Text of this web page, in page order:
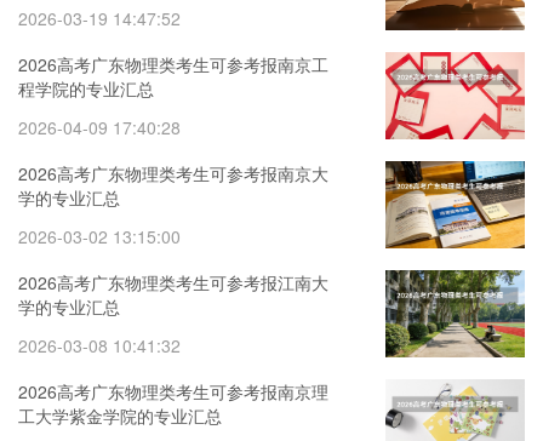
2026-03-19 14:47:52
2026高考广东物理类考生可参考报南京工
程学院的专业汇总
2026-04-09 17:40:28
2026高考广东物理类考生可参考报南京大
学的专业汇总
2026-03-02 13:15:00
2026高考广东物理类考生可参考报江南大
学的专业汇总
2026-03-08 10:41:32
2026高考广东物理类考生可参考报南京理
工大学紫金学院的专业汇总